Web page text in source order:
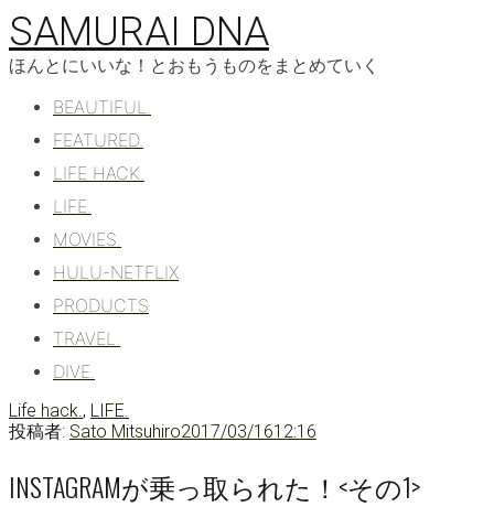
コ
ン
テ
SAMURAI DNA
ほんとにいいな！とおもうものをまとめていく
BEAUTIFUL.
FEATURED.
LIFE HACK.
LIFE.
MOVIES.
HULU-NETFLIX
PRODUCTS
TRAVEL.
DIVE.
Life hack., LIFE.
投稿者: Sato Mitsuhiro2017/03/1612:16
INSTAGRAMが乗っ取られた！<その1>